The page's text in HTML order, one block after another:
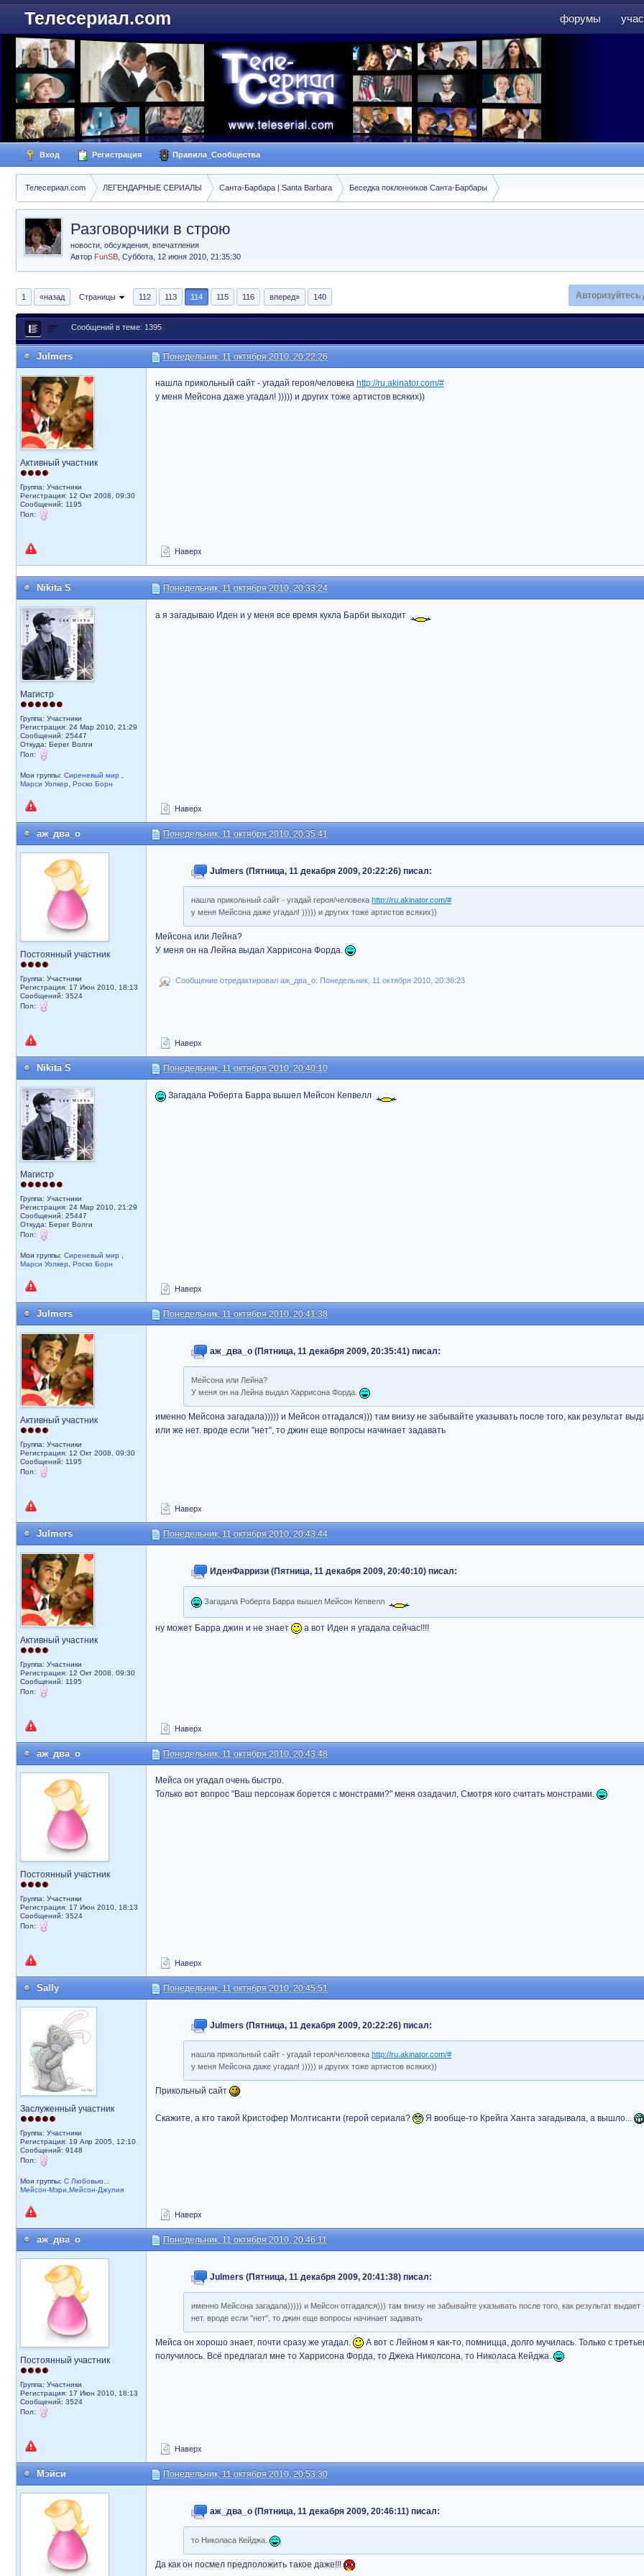
форумы
Телесериал.com
Вход Регистрация Правила_Сообщества
Телесериал.com ЛЕГЕНДАРНЫЕ СЕРИАЛЫ Санта-Барбара | Santa Barbara Беседка поклонников Санта-Барбары
Разговорчики в строю
новости, обсуждения, впечатления
Автор FunSB Суббота, 12 июня 2010, 21:35:30
1 «назад Страницы 112 113 114 115 116 вперед» 140 Авторизуйтесь
Сообщений в теме: 1395
Julmers Понедельник, 11 октября 2010, 20:22:26
Активный участник
Группа: Участники
Регистрация: 12 Окт 2008, 09:30
Сообщений: 1195
Пол:
нашла прикольный сайт - угадай героя/человека http://ru.akinator.com/#
у меня Мейсона даже угадал! ))))) и других тоже артистов всяких))
Наверх
Nikita S Понедельник, 11 октября 2010, 20:33:24
Магистр
Группа: Участники
Регистрация: 24 Мар 2010, 21:29
Сообщений: 25447
Откуда: Берег Волги
Пол:
Мои группы: Сиреневый мир
Марси Уолкер
Роско Борн
а я загадываю Иден и у меня все время кукла Барби выходит
Наверх
аж_два_о Понедельник, 11 октября 2010, 20:35:41
Постоянный участник
Группа: Участники
Регистрация: 17 Июн 2010, 18:13
Сообщений: 3524
Пол:
Julmers (Пятница, 11 декабря 2009, 20:22:26) писал:
нашла прикольный сайт - угадай героя/человекаhttp://ru.akinator.com/#
у меня Мейсона даже угадал! ))))) и других тоже артистов всяких))
Мейсона или Лейна?
У меня он на Лейна выдал Харрисона Форда.
Сообщение отредактировал аж_два_о: Понедельник, 11 октября 2010, 20:36:23
Наверх
Nikita S Понедельник, 11 октября 2010, 20:40:10
Магистр
Группа: Участники
Регистрация: 24 Мар 2010, 21:29
Сообщений: 25447
Откуда: Берег Волги
Пол:
Мои группы: Сиреневый мир
Марси Уолкер
Роско Борн
Загадала Роберта Барра вышел Мейсон Кепвелл
Наверх
Julmers Понедельник, 11 октября 2010, 20:41:38
Активный участник
Группа: Участники
Регистрация: 12 Окт 2008, 09:30
Сообщений: 1195
Пол:
аж_два_о (Пятница, 11 декабря 2009, 20:35:41) писал:
Мейсона или Лейна?
У меня он на Лейна выдал Харрисона Форда.
именно Мейсона загадала))))) и Мейсон отгадался))) там внизу не забывайте указывать после того, как результат
или же нет. вроде если "нет", то джин еще вопросы начинает задавать
Наверх
Julmers Понедельник, 11 октября 2010, 20:43:44
Активный участник
Группа: Участники
Регистрация: 12 Окт 2008, 09:30
Сообщений: 1195
Пол:
ИденФарризи (Пятница, 11 декабря 2009, 20:40:10) писал:
Загадала Роберта Барра вышел Мейсон Кепвелл
ну может Барра джин и не знает а вот Иден я угадала сейчас!!!!
Наверх
аж_два_о Понедельник, 11 октября 2010, 20:43:48
Постоянный участник
Группа: Участники
Регистрация: 17 Июн 2010, 18:13
Сообщений: 3524
Пол:
Мейса он угадал очень быстро.
Только вот вопрос "Ваш персонаж борется с монстрами?" меня озадачил, Смотря кого считать монстрами.
Наверх
Sally Понедельник, 11 октября 2010, 20:45:51
Заслуженный участник
Группа: Участники
Регистрация: 19 Апр 2005, 12:10
Сообщений: 9148
Пол:
Мои группы: С Любовью...
Мейсон-Мэри,Мейсон-Джулия
Julmers (Пятница, 11 декабря 2009, 20:22:26) писал:
нашла прикольный сайт - угадай героя/человекаhttp://ru.akinator.com/#
у меня Мейсона даже угадал! ))))) и других тоже артистов всяких))
Прикольный сайт
Скажите, а кто такой Кристофер Молтисанти (герой сериала? Я вообще-то Крейга Ханта загадывала, а вышло...
Наверх
аж_два_о Понедельник, 11 октября 2010, 20:46:11
Постоянный участник
Группа: Участники
Регистрация: 17 Июн 2010, 18:13
Сообщений: 3524
Пол:
Julmers (Пятница, 11 декабря 2009, 20:41:38) писал:
именно Мейсона загадала))))) и Мейсон отгадался))) там внизу не забывайте указывать после того, как результат
нет. вроде если "нет", то джин еще вопросы начинает задавать
Мейса он хорошо знает, почти сразу же угадал.
А вот с Лейном я как-то, помницца, долго мучилась. Только с
получилось. Всё предлагал мне то Харрисона Форда, то Джека Николсона, то Николаса Кейджа.
Наверх
Мэйси Понедельник, 11 октября 2010, 20:53:30
аж_два_о (Пятница, 11 декабря 2009, 20:46:11) писал:
то Николаса Кейджа.
Да как он посмел предположить такое даже!!!